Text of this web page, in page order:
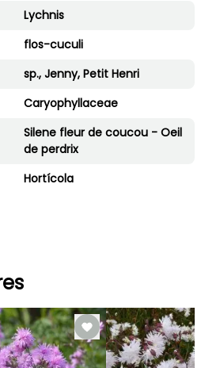
Lychnis
flos-cuculi
sp., Jenny, Petit Henri
Caryophyllaceae
Silene fleur de coucou - Oeil
de perdrix
Hortícola